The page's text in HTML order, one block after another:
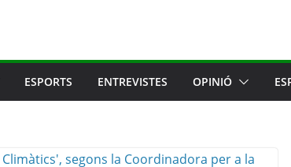
ESPORTS ENTREVISTES OPINIÓ